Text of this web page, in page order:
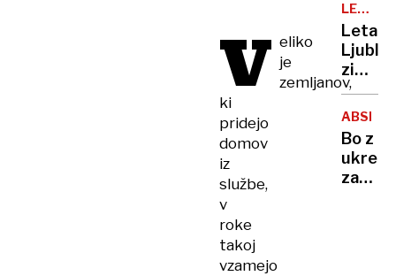
V eliko
je
zemljanov,
ki
pridejo
domov
iz
službe,
v
roke
takoj
vzamejo
zlorab
otrok
zimski
vozni
red
in tri
nove
Bo z
ukrepi
za